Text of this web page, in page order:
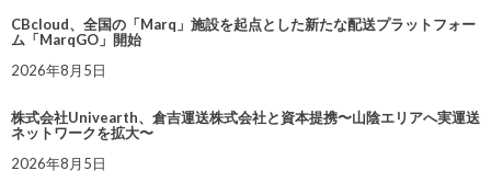
CBcloud、全国の「Marq」施設を起点とした新たな配送プラットフォー
ム「MarqGO」開始
2026年8月5日
株式会社Univearth、倉吉運送株式会社と資本提携〜山陰エリアへ実運送
ネットワークを拡大〜
2026年8月5日